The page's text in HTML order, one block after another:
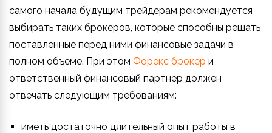
самого начала будущим трейдерам рекомендуется
выбирать таких брокеров, которые способны решать
поставленные перед ними финансовые задачи в
полном объеме. При этом Форекс брокер и
ответственный финансовый партнер должен
отвечать следующим требованиям:
иметь достаточно длительный опыт работы в